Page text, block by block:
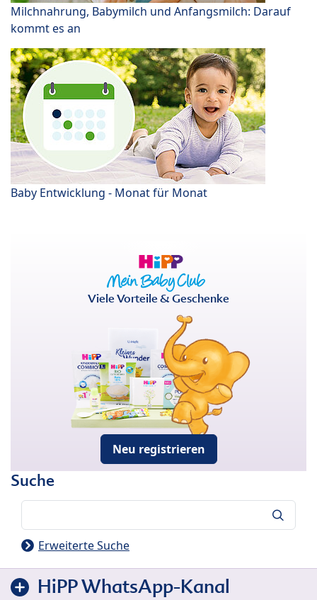
Milchnahrung, Babymilch und Anfangsmilch: Darauf
kommt es an
Baby Entwicklung - Monat für Monat
Viele Vorteile & Geschenke
Neu registrieren
Suche
Erweiterte Suche
HiPP WhatsApp-Kanal